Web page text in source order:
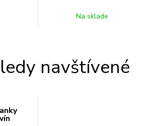
Na sklade
navštívené